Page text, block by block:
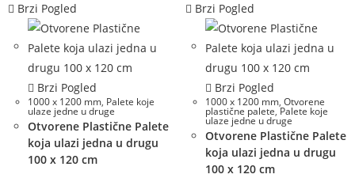
Brzi Pogled
Brzi Pogled
1000 x 1200 mm, Palete koje
ulaze jedne u druge
Otvorene Plastične Palete
koja ulazi jedna u drugu
100 x 120 cm
Brzi Pogled
Brzi Pogled
1000 x 1200 mm, Otvorene
plastične palete,Palete koje
ulaze jedne u druge
Otvorene Plastične Palete
koja ulazi jedna u drugu
100 x 120 cm